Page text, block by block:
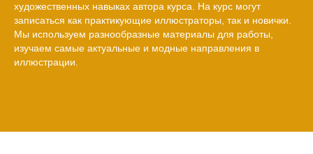
художественных навыках автора курса. На курс могут
записаться как практикующие иллюстраторы, так и новички.
Мы используем разнообразные материалы для работы,
изучаем самые актуальные и модные направления в
иллюстрации.